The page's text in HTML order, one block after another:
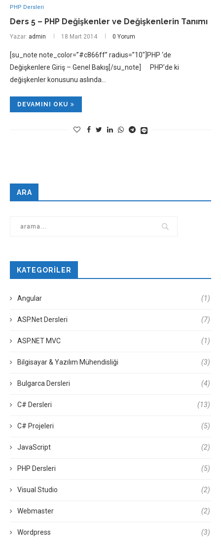
PHP Dersleri
Ders 5 – PHP Değişkenler ve Değişkenlerin Tanımı
Yazar: admin 18 Mart 2014 0 Yorum
[su_note note_color=”#c866ff” radius=”10″]PHP ‘de
Değişkenlere Giriş – Genel Bakış[/su_note] PHP’de ki
değişkenler konusunu aslında…
DEVAMINI OKU
ARA
KATEGORILER
Angular (1)
ASP.Net Dersleri (7)
ASP.NET MVC (1)
Bilgisayar & Yazılım Mühendisliği (3)
Bulgarca Dersleri (4)
C# Dersleri (13)
C# Projeleri (5)
JavaScript (2)
PHP Dersleri (5)
Visual Studio (2)
Webmaster (2)
Wordpress (3)